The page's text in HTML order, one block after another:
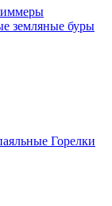
земляные буры
Горелки